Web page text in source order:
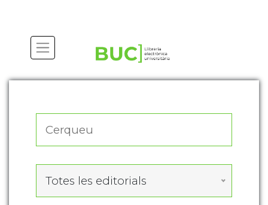
Totes les editorials